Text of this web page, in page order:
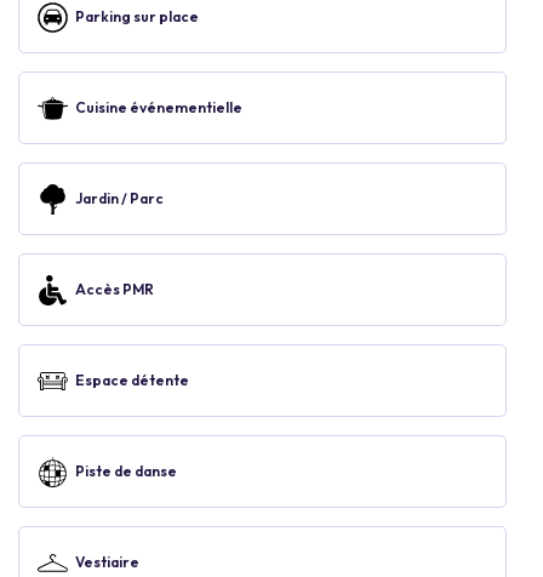
Parking sur place
Cuisine événementielle
Jardin / Parc
Accès PMR
Espace détente
Piste de danse
Vestiaire